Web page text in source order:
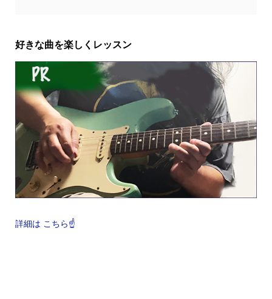
好きな曲を楽しくレッスン
詳細は こちら☝️